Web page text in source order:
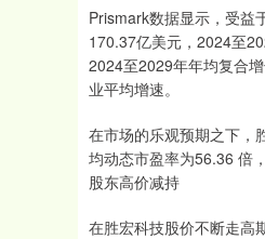
Prismark数据显示，受益
170.37亿美元，2024至
2024至2029年年均复合
业平均增速。
在市场的乐观预期之下，
均动态市盈率为56.36 倍
股东高价减持
在胜宏科技股价不断走高